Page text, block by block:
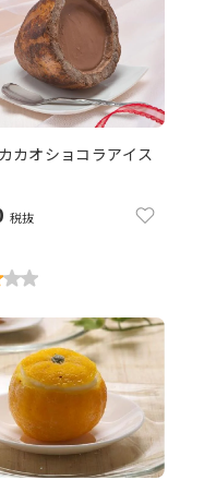
カオショコラアイス
税抜